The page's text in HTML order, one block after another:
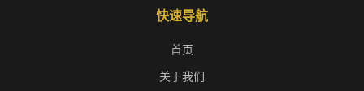
快速导航
首页
关于我们